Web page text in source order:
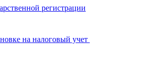
регистрации
на налоговый учет